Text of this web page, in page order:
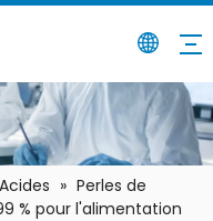
Acides » Perles de
% pour l'alimentation